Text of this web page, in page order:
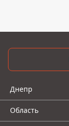
Днепр
Область